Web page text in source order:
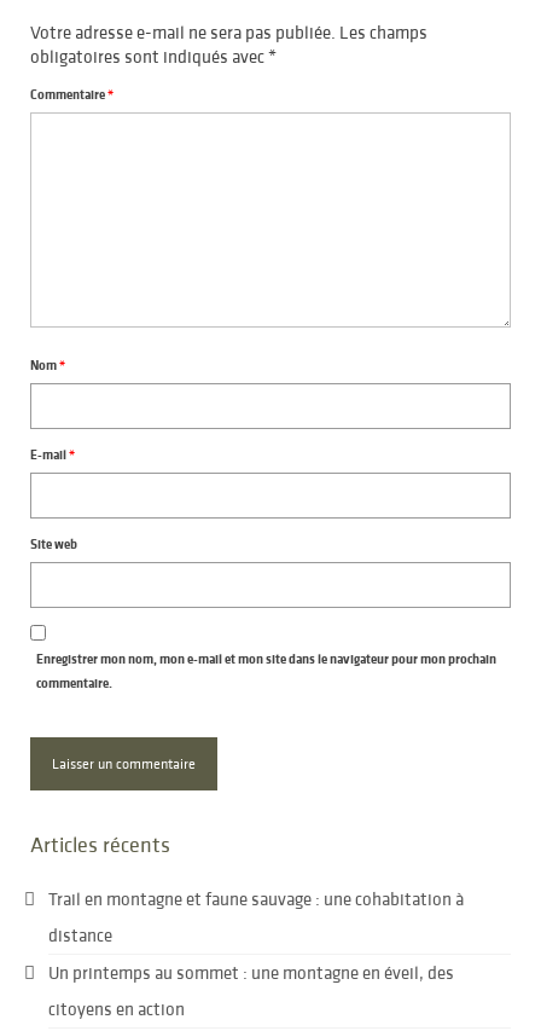
Votre adresse e-mail ne sera pas publiée. Les champs
obligatoires sont indiqués avec*
Commentaire*
Nom*
E-mail*
Site web
Enregistrer mon nom, mon e-mail et mon site dans le navigateur pour mon prochain
commentaire.
Articles récents
Trail en montagne et faune sauvage : une cohabitation à
distance
Un printemps au sommet : une montagne en éveil, des
citoyens en action